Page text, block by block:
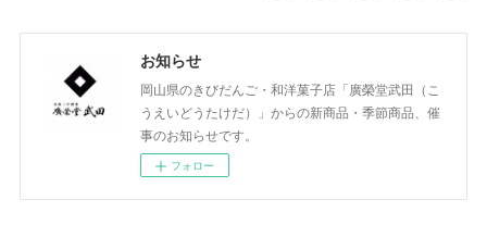
お知らせ
岡山県のきびだんご・和洋菓子店「廣榮堂武田（こ
うえいどうたけだ）」からの新商品・季節商品、催
事のお知らせです。
フォロー